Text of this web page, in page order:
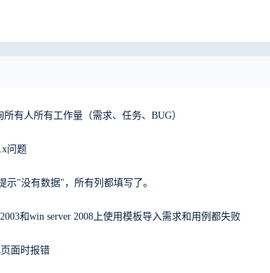
有人所有工作量（需求、任务、BUG）
问题
示"没有数据"，所有列都填写了。
和win server 2008上使用模板导入需求和用例都失败
面时报错